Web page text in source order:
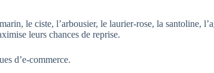
le ciste, l’arbousier, le laurier-rose, la santoline,
leurs chances de reprise.
d’e-commerce.